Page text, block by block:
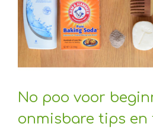
No poo voor
onmisbare tips en